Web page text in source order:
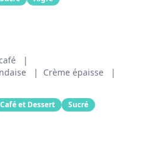
|
| Crème épaisse
|
Café et Dessert Sucré